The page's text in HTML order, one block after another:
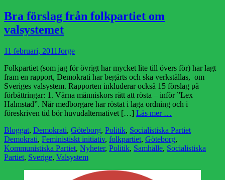
Bra förslag från folkpartiet om
valsystemet
Publicerad
11 februari, 2011 Författare
Jorge
Folkpartiet (som jag för övrigt har mycket lite till övers för) har lagt
fram en rapport, Demokrati har begärts och ska verkställas, om
Sveriges valsystem. Rapporten inkluderar också 15 förslag på
förbättringar: 1. Värna människors rätt att rösta – inför ”Lex
Halmstad”. När medborgare har röstat i laga ordning och i
föreskriven tid bör huvudalternativet […] Läs mer …
Kategorier
Bloggat, Demokrati, Göteborg, Politik, Socialistiska PartietEtiketter
Demokrati, Feministiskt initiativ, folkpartiet, Göteborg,
Kommunistiska Partiet, Nyheter, Politik, Samhälle, Socialistiska
Partiet, Sverige, Valsystem